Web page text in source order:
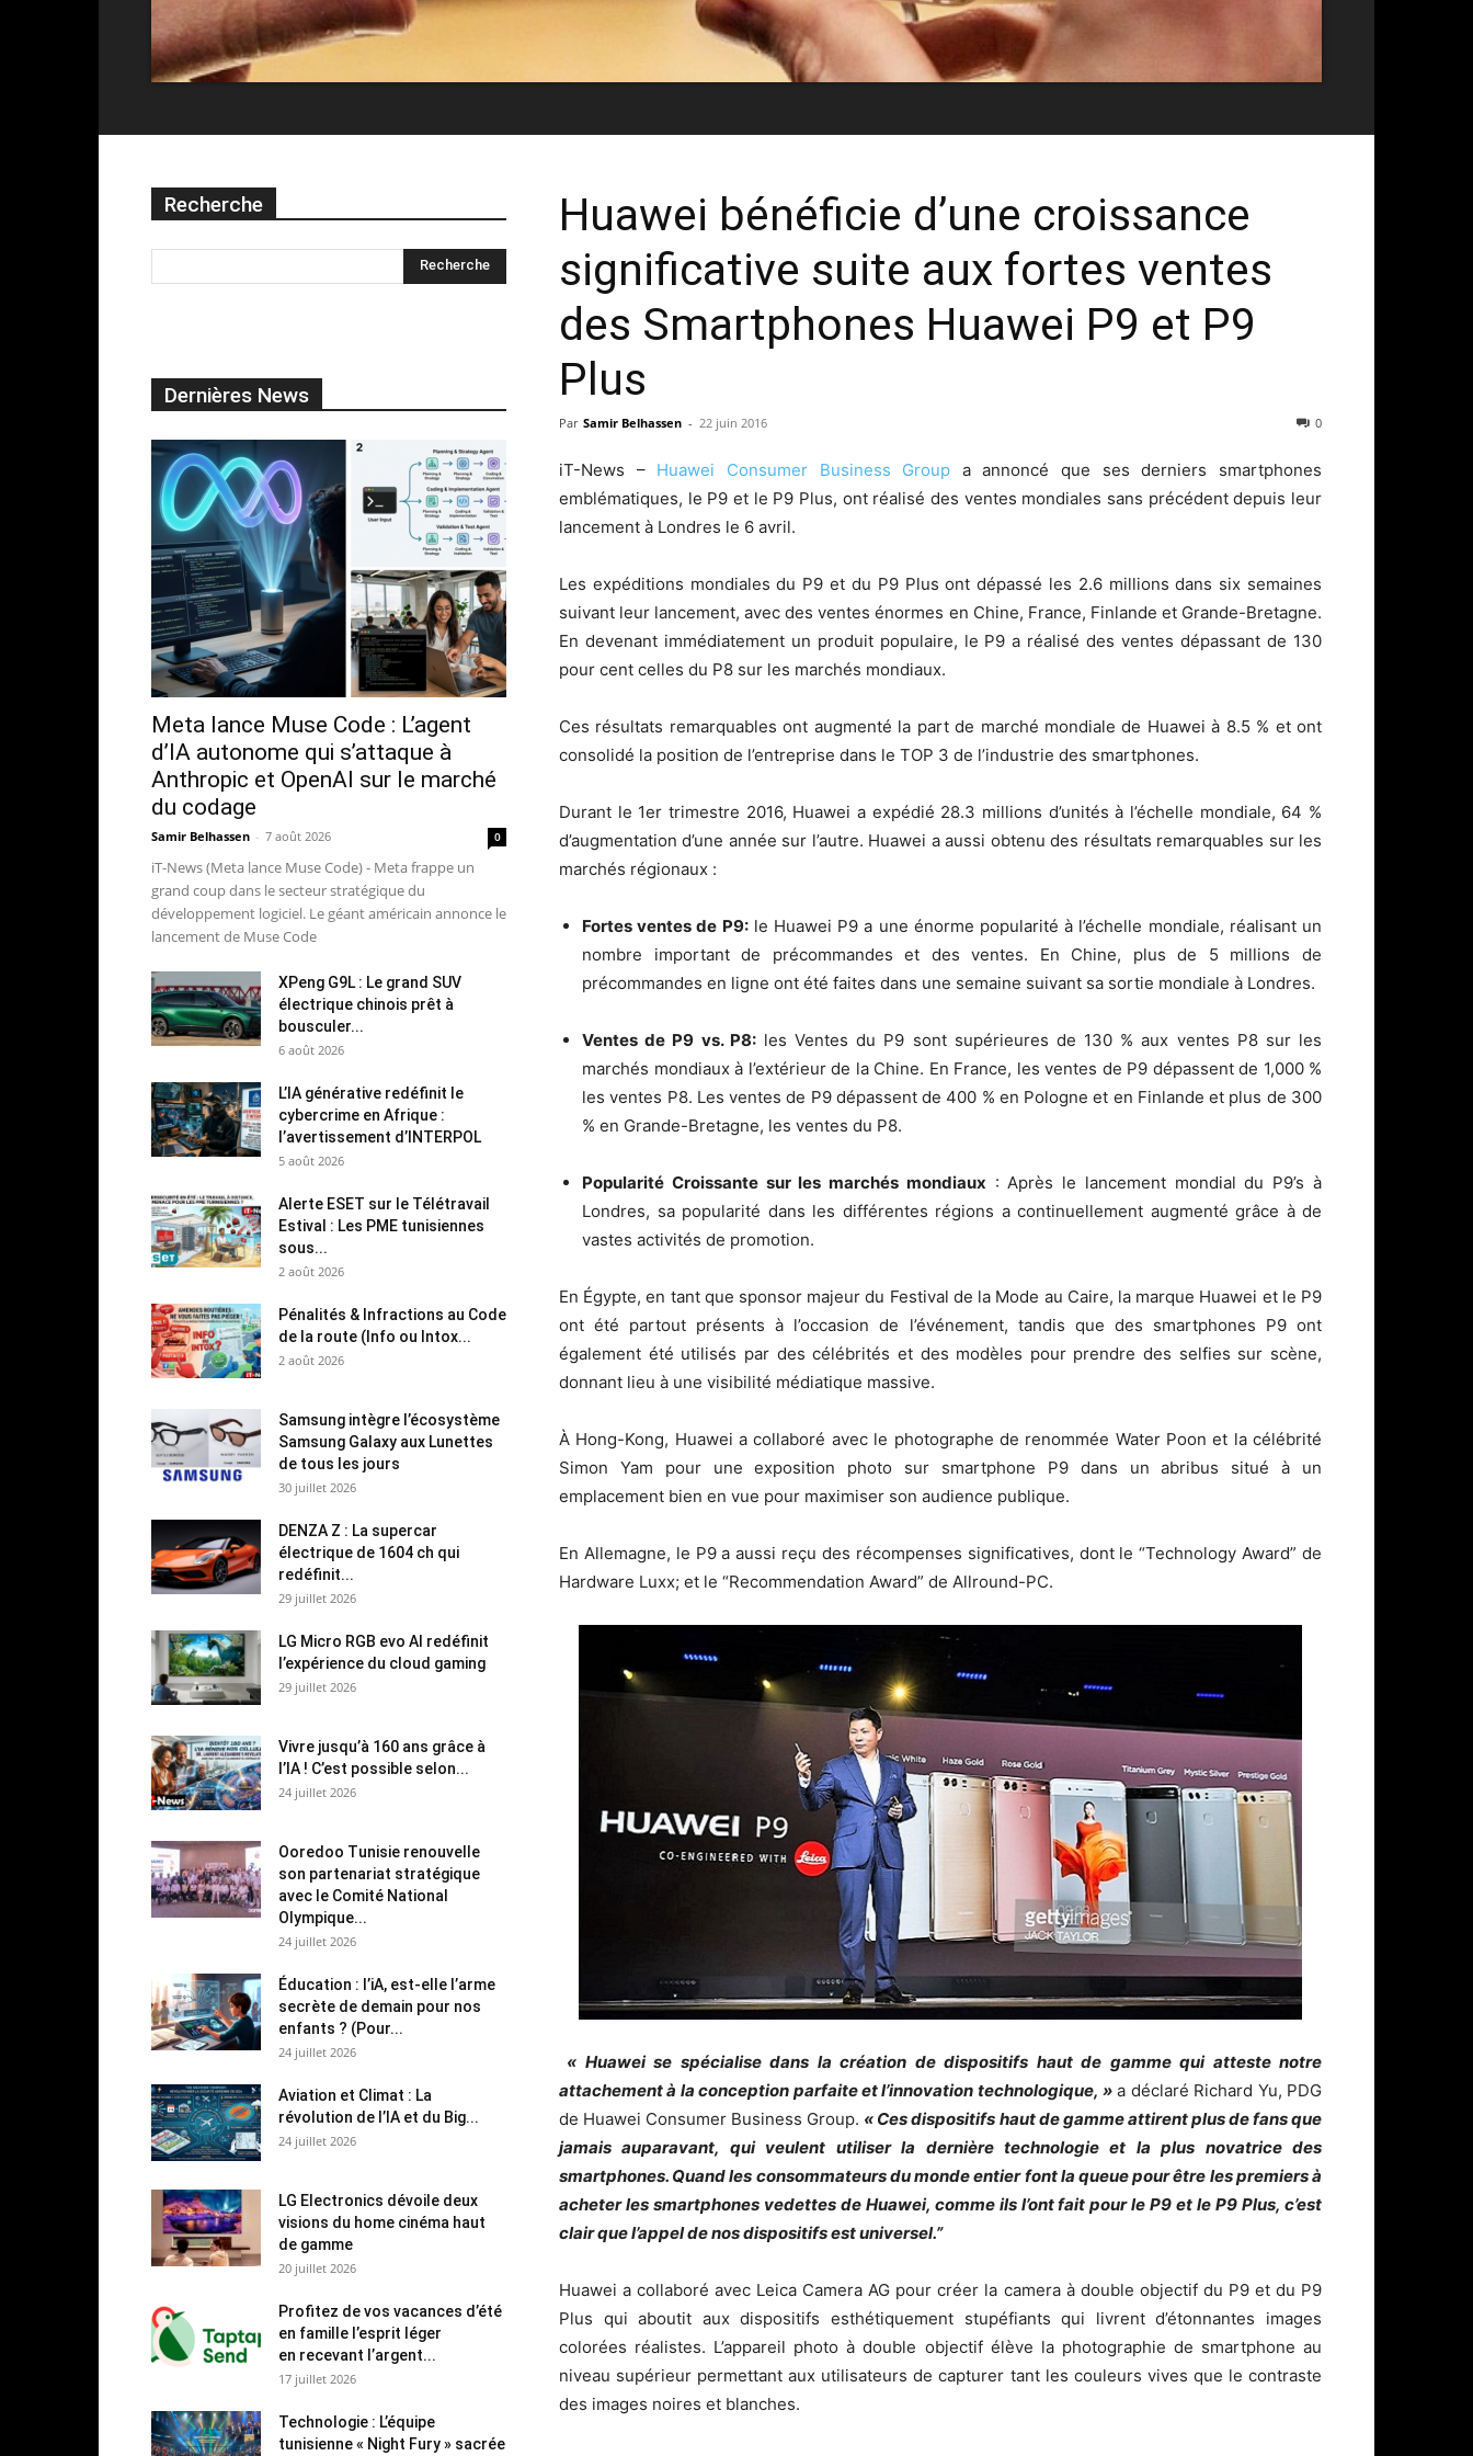
Huawei bénéficie d’une croissance
significative suite aux fortes ventes
des Smartphones Huawei P9 et P9
Plus
Par Samir Belhassen - 22 juin 2016 0
iT-News – Huawei Consumer Business Group a annoncé que ses derniers smartphones
emblématiques, le P9 et le P9 Plus, ont réalisé des ventes mondiales sans précédent depuis leur
lancement à Londres le 6 avril.
Les expéditions mondiales du P9 et du P9 Plus ont dépassé les 2.6 millions dans six semaines
suivant leur lancement, avec des ventes énormes en Chine, France, Finlande et Grande-Bretagne.
En devenant immédiatement un produit populaire, le P9 a réalisé des ventes dépassant de 130
pour cent celles du P8 sur les marchés mondiaux.
Ces résultats remarquables ont augmenté la part de marché mondiale de Huawei à 8.5 % et ont
consolidé la position de l’entreprise dans le TOP 3 de l’industrie des smartphones.
Durant le 1er trimestre 2016, Huawei a expédié 28.3 millions d’unités à l’échelle mondiale, 64 %
d’augmentation d’une année sur l’autre. Huawei a aussi obtenu des résultats remarquables sur les
marchés régionaux :
Fortes ventes de P9:le Huawei P9 a une énorme popularité à l’échelle mondiale, réalisant un
nombre important de précommandes et des ventes. En Chine, plus de 5 millions de
précommandes en ligne ont été faites dans une semaine suivant sa sortie mondiale à Londres.
Ventes de P9 vs. P8:les Ventes du P9 sont supérieures de 130 % aux ventes P8 sur les
marchés mondiaux à l’extérieur de la Chine. En France, les ventes de P9 dépassent de 1,000 %
les ventes P8. Les ventes de P9 dépassent de 400 % en Pologne et en Finlande et plus de 300
% en Grande-Bretagne, les ventes du P8.
Popularité Croissante sur les marchés mondiaux : Après le lancement mondial du P9’s à
Londres, sa popularité dans les différentes régions a continuellement augmenté grâce à de
vastes activités de promotion.
En Égypte, en tant que sponsor majeur du Festival de la Mode au Caire, la marque Huawei et le P9
ont été partout présents à l’occasion de l’événement, tandis que des smartphones P9 ont
également été utilisés par des célébrités et des modèles pour prendre des selfies sur scène,
donnant lieu à une visibilité médiatique massive.
À Hong-Kong, Huawei a collaboré avec le photographe de renommée Water Poon et la célébrité
Simon Yam pour une exposition photo sur smartphone P9 dans un abribus situé à un
emplacement bien en vue pour maximiser son audience publique.
En Allemagne, le P9 a aussi reçu des récompenses significatives, dont le “Technology Award” de
Hardware Luxx; et le “Recommendation Award” de Allround-PC.
« Huawei se spécialise dans la création de dispositifs haut de gamme qui atteste notre
attachement à la conception parfaite et l’innovation technologique, » a déclaré Richard Yu, PDG
de Huawei Consumer Business Group. « Ces dispositifs haut de gamme attirent plus de fans que
jamais auparavant, qui veulent utiliser la dernière technologie et la plus novatrice des
smartphones. Quand les consommateurs du monde entier font la queue pour être les premiers à
acheter les smartphones vedettes de Huawei, comme ils l’ont fait pour le P9 et le P9 Plus, c’est
clair que l’appel de nos dispositifs est universel.”
Huawei a collaboré avec Leica Camera AG pour créer la camera à double objectif du P9 et du P9
Plus qui aboutit aux dispositifs esthétiquement stupéfiants qui livrent d’étonnantes images
colorées réalistes. L’appareil photo à double objectif élève la photographie de smartphone au
niveau supérieur permettant aux utilisateurs de capturer tant les couleurs vives que le contraste
des images noires et blanches.
Recherche
Dernières News
Meta lance Muse Code : L’agent
d’IA autonome qui s’attaque à
Anthropic et OpenAI sur le marché
du codage
Samir Belhassen - 7 août 2026 0
iT-News (Meta lance Muse Code) - Meta frappe un
grand coup dans le secteur stratégique du
développement logiciel. Le géant américain annonce le
lancement de Muse Code
XPeng G9L : Le grand SUV
électrique chinois prêt à
bousculer...
6 août 2026
L’IA générative redéfinit le
cybercrime en Afrique :
l’avertissement d’INTERPOL
5 août 2026
Alerte ESET sur le Télétravail
Estival : Les PME tunisiennes
sous...
2 août 2026
Pénalités & Infractions au Code
de la route (Info ou Intox...
2 août 2026
Samsung intègre l’écosystème
Samsung Galaxy aux Lunettes
de tous les jours
30 juillet 2026
DENZA Z : La supercar
électrique de 1604 ch qui
redéfinit...
29 juillet 2026
LG Micro RGB evo AI redéfinit
l’expérience du cloud gaming
29 juillet 2026
Vivre jusqu’à 160 ans grâce à
l’IA ! C’est possible selon...
24 juillet 2026
Ooredoo Tunisie renouvelle
son partenariat stratégique
avec le Comité National
Olympique...
24 juillet 2026
Éducation : l’iA, est-elle l’arme
secrète de demain pour nos
enfants ? (Pour...
24 juillet 2026
Aviation et Climat : La
révolution de l’IA et du Big...
24 juillet 2026
LG Electronics dévoile deux
visions du home cinéma haut
de gamme
20 juillet 2026
Profitez de vos vacances d’été
en famille l’esprit léger
en recevant l’argent...
17 juillet 2026
Technologie : L’équipe
tunisienne « Night Fury » sacrée